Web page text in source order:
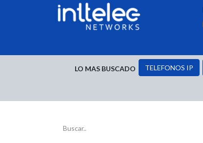
LO MAS BUSCADO TELEFONOS IP